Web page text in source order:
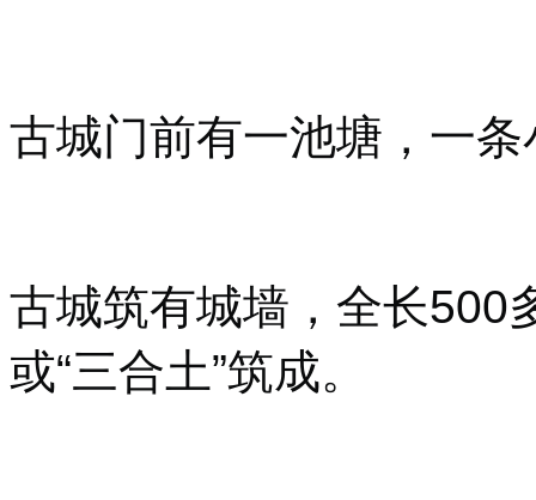
古城门前有一池塘，一
古城筑有城墙，全长500
或“三合土”筑成。